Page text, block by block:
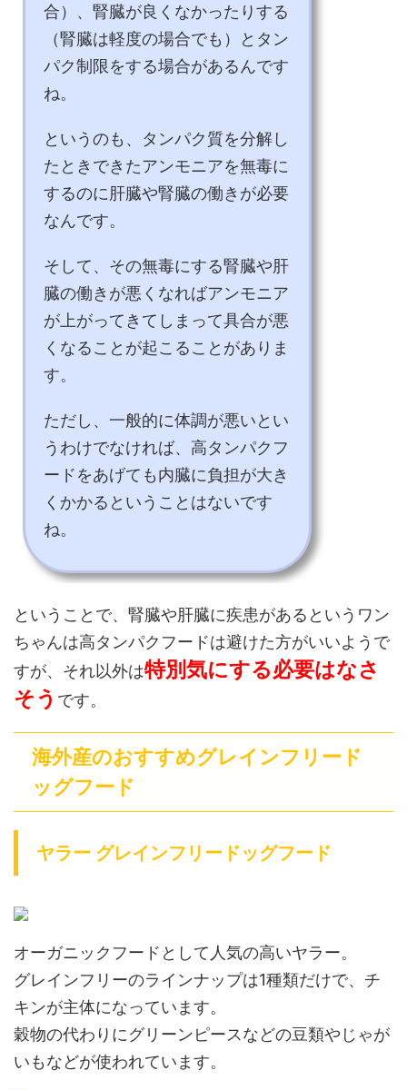
合）、腎臓が良くなかったりする
（腎臓は軽度の場合でも）とタン
パク制限をする場合があるんです
ね。
というのも、タンパク質を分解し
たときできたアンモニアを無毒に
するのに肝臓や腎臓の働きが必要
なんです。
そして、その無毒にする腎臓や肝
臓の働きが悪くなればアンモニア
が上がってきてしまって具合が悪
くなることが起こることがありま
す。
ただし、一般的に体調が悪いとい
うわけでなければ、高タンパクフ
ードをあげても内臓に負担が大き
くかかるということはないです
ね。
ということで、腎臓や肝臓に疾患があるというワン
ちゃんは高タンパクフードは避けた方がいいようで
すが、それ以外は特別気にする必要はなさ
そう です。
海外産のおすすめグレインフリード
ッグフード
ヤラー グレインフリードッグフード
オーガニックフードとして人気の高いヤラー。
グレインフリーのラインナップは1種類だけで、チ
キンが主体になっています。
穀物の代わりにグリーンピースなどの豆類やじゃが
いもなどが使われています。